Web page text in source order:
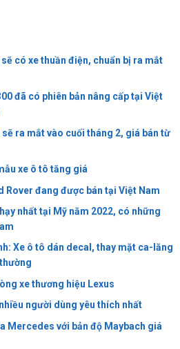
có xe thuần điện, chuẩn bị ra mắt
đã có phiên bản nâng cấp tại Việt
sẽ ra mắt vào cuối tháng 2, giá bán từ
xe ô tô tăng giá
Rover đang được bán tại Việt Nam
nhất tại Mỹ năm 2022, có những
Xe ô tô dán decal, thay mặt ca-lăng
xe thương hiệu Lexus
người dùng yêu thích nhất
Mercedes với bản độ Maybach giá